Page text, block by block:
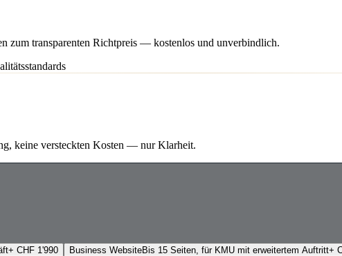
zum transparenten Richtpreis — kostenlos und unverbindlich.
keine versteckten Kosten — nur Klarheit.
+ CHF 1'990 Business WebsiteBis 15 Seiten, für KMU mit erweitertem Auftritt+